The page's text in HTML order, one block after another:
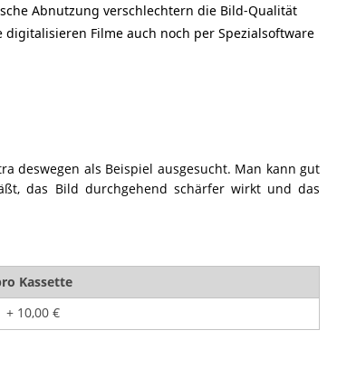
Abnutzung verschlechtern die Bild-Qualität
Filme auch noch per Spezialsoftware
deswegen als Beispiel ausgesucht. Man kann gut
das Bild durchgehend schärfer wirkt und das
Kassette
+ 10,00 €